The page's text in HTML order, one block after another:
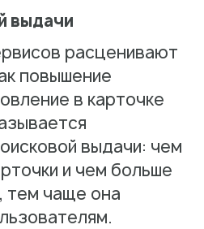
выдачи
расценивают
повышение
в карточке
выдачи: чем
и чем больше
тем чаще она